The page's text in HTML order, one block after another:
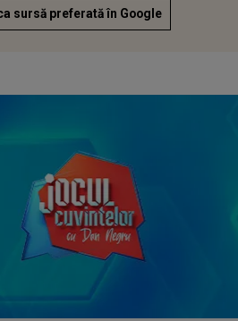
sursă preferată în Google